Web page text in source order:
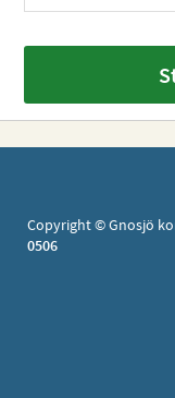
Copyright © Gnosjö
0506